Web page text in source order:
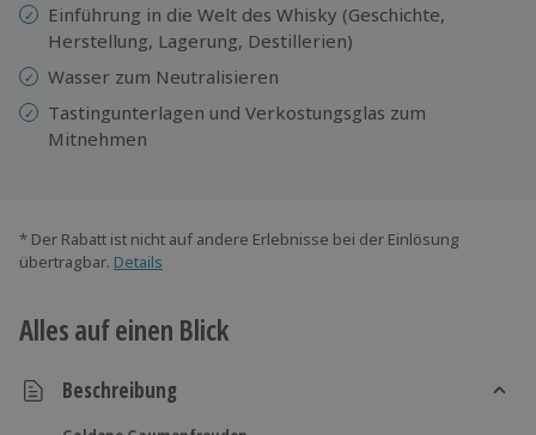
Einführung in die Welt des Whisky (Geschichte,
Herstellung, Lagerung, Destillerien)
Wasser zum Neutralisieren
Tastingunterlagen und Verkostungsglas zum
Mitnehmen
* Der Rabatt ist nicht auf andere Erlebnisse bei der Einlösung
übertragbar. Details
Alles auf einen Blick
Beschreibung